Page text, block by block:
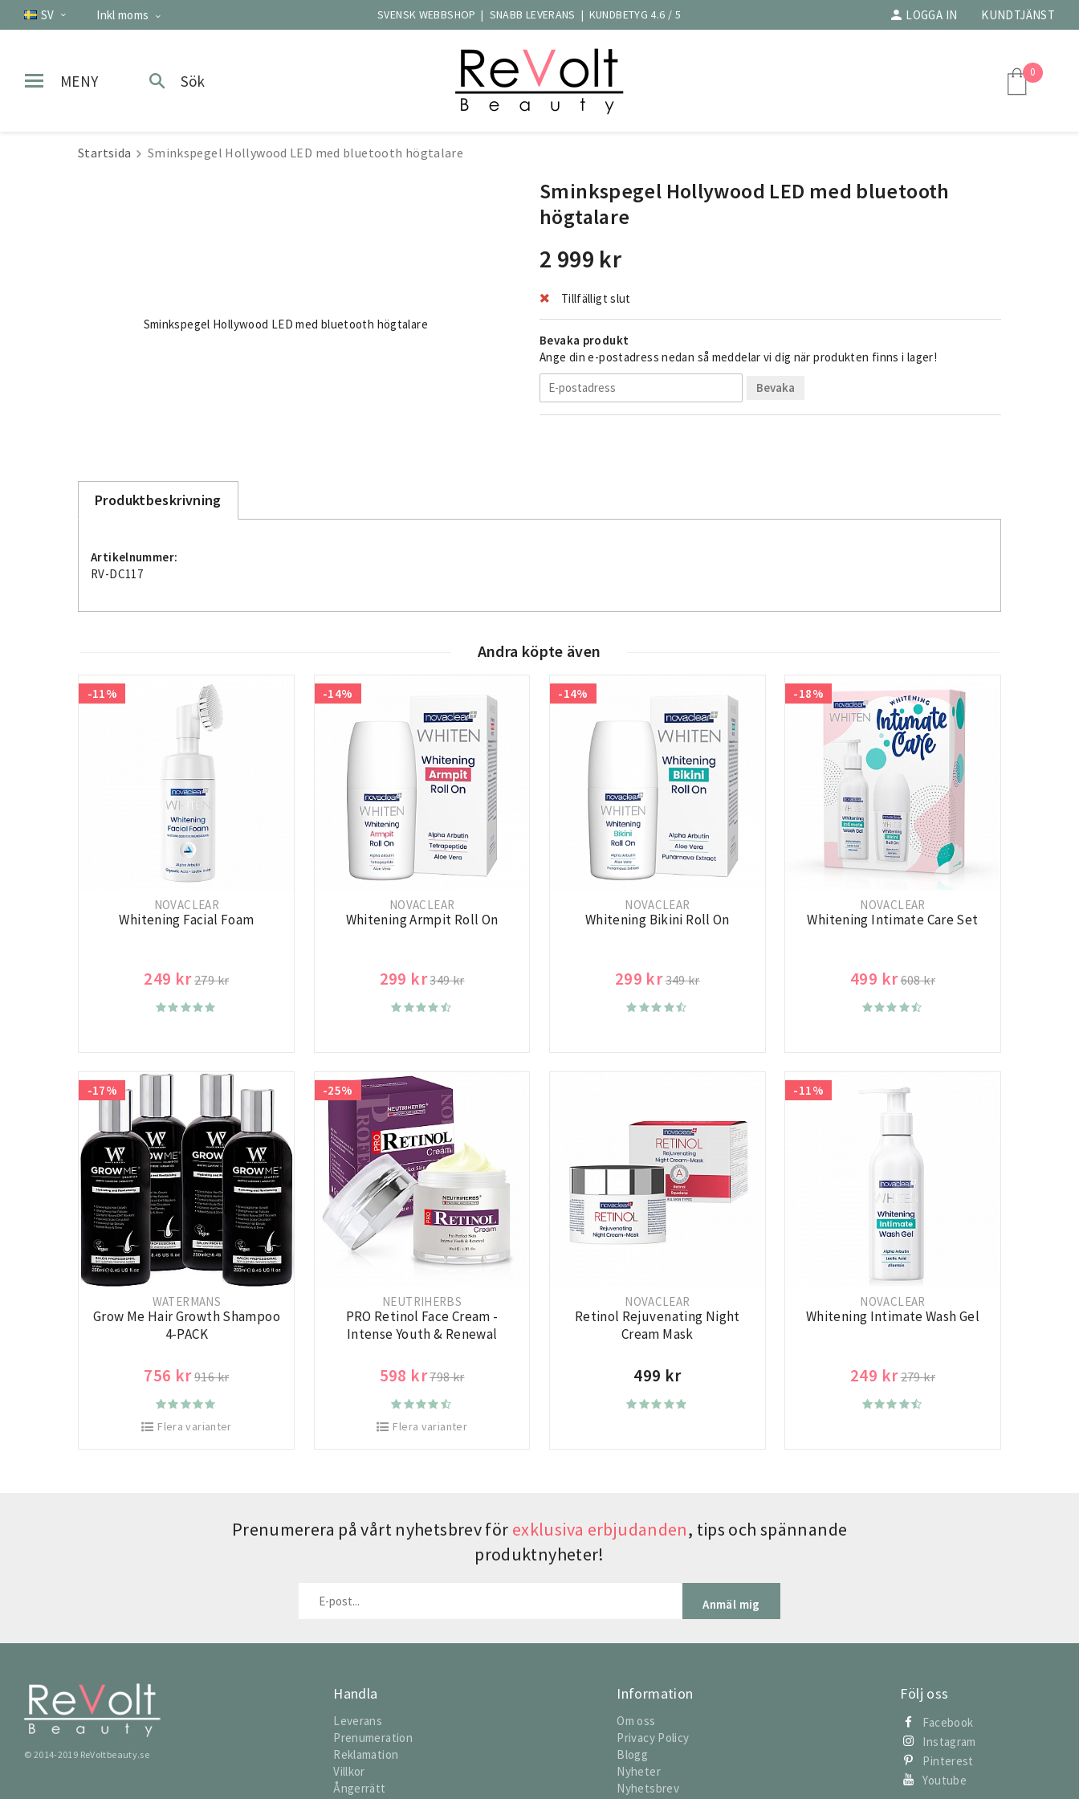
SV Inkl moms LOGGA IN KUNDTJÄNST
SVENSK WEBBSHOP | SNABB LEVERANS | KUNDBETYG 4.6 / 5
MENY Sök 0
Startsida Sminkspegel Hollywood LED med bluetooth högtalare
Sminkspegel Hollywood LED med bluetooth högtalare
Sminkspegel Hollywood LED med bluetooth
högtalare
2 999 kr
Tillfälligt slut
Bevaka produkt
Ange din e-postadress nedan så meddelar vi dig när produkten finns i lager!
Bevaka
Produktbeskrivning
Artikelnummer:
RV-DC117
Andra köpte även
-11%
NOVACLEAR
Whitening Facial Foam
249 kr279 kr
-14%
NOVACLEAR
Whitening Armpit Roll On
299 kr349 kr
-14%
NOVACLEAR
Whitening Bikini Roll On
299 kr349 kr
-18%
NOVACLEAR
Whitening Intimate Care Set
499 kr608 kr
-17%
WATERMANS
Grow Me Hair Growth Shampoo
4-PACK
756 kr916 kr
Flera varianter
-25%
NEUTRIHERBS
PRO Retinol Face Cream -
Intense Youth & Renewal
598 kr798 kr
Flera varianter
NOVACLEAR
Retinol Rejuvenating Night
Cream Mask
499 kr
-11%
NOVACLEAR
Whitening Intimate Wash Gel
249 kr279 kr
Prenumerera på vårt nyhetsbrev för exklusiva erbjudanden, tips och spännande
produktnyheter!
Anmäl mig
© 2014-2019 ReVoltbeauty.se
Handla
Leverans
Prenumeration
Reklamation
Villkor
Ångerrätt
Information
Om oss
Privacy Policy
Blogg
Nyheter
Nyhetsbrev
Följ oss
Facebook
Instagram
Pinterest
Youtube